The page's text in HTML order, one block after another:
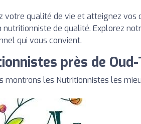
votre qualité de vie et atteignez vos
nutritionniste de qualité. Explorez
qui vous convient.
près de
montrons les Nutritionnistes les